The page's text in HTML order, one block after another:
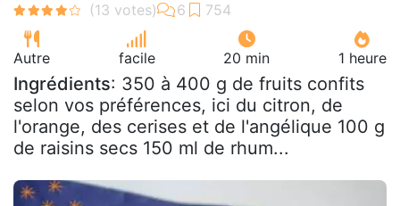
Autre facile 20 min 1 heure
Ingrédients: 350 à 400 g de fruits confits
selon vos préférences, ici du citron, de
l'orange, des cerises et de l'angélique 100 g
de raisins secs 150 ml de rhum...